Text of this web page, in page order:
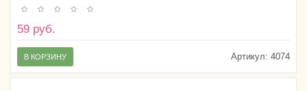
59 руб.
Артикул: 4074
В КОРЗИНУ